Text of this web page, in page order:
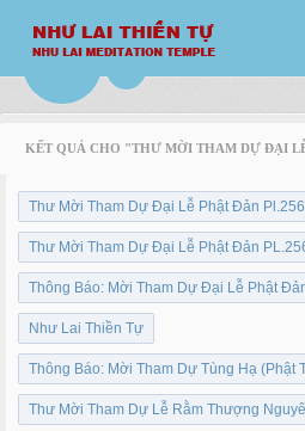
KẾT QUẢ CHO "THƯ MỜI THAM DỰ ĐẠI
Thư Mời Tham Dự Đại Lễ Phật Đản
Thư Mời Tham Dự Đại Lễ Phật Đản
Thông Báo: Mời Tham Dự Đại Lễ Phật
Như Lai Thiền Tự
Thông Báo: Mời Tham Dự Tùng Hạ
Thư Mời Tham Dự Lễ Rằm Thượng